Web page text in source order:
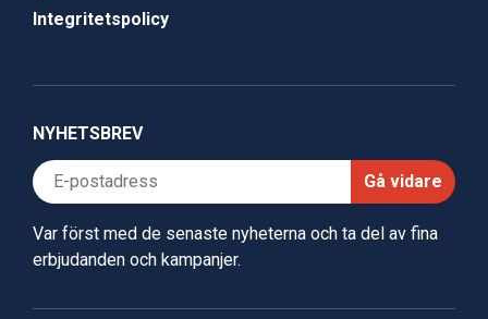
Integritetspolicy
NYHETSBREV
Gå vidare
Var först med de senaste nyheterna och ta del av fina
erbjudanden och kampanjer.